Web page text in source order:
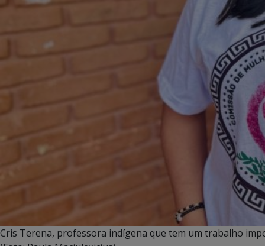
Cris Terena, professora indígena que tem um trabalho